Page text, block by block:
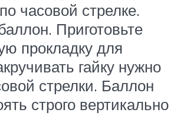
часовой стрелке.
Приготовьте
прокладку для
гайку нужно
стрелки. Баллон
строго вертикально